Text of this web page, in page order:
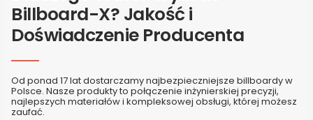
Billboard-X? Jakość i
Doświadczenie Producenta
Od ponad 17 lat dostarczamy najbezpieczniejsze billboardy w
Polsce. Nasze produkty to połączenie inżynierskiej precyzji,
najlepszych materiałów i kompleksowej obsługi, której możesz
zaufać.